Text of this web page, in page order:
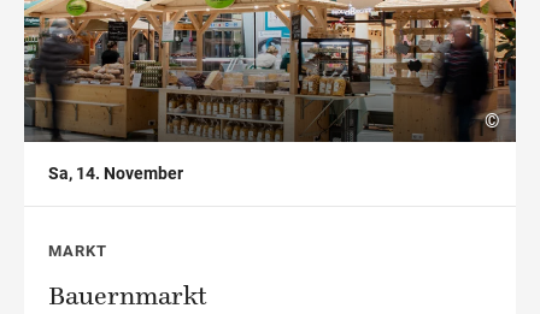
©
Sa, 14. November
MARKT
Bauernmarkt